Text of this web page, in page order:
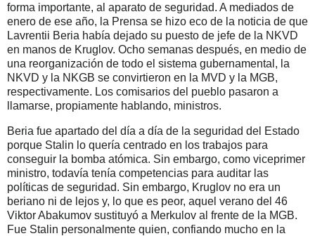
forma importante, al aparato de seguridad. A mediados de
enero de ese año, la Prensa se hizo eco de la noticia de que
Lavrentii Beria había dejado su puesto de jefe de la NKVD
en manos de Kruglov. Ocho semanas después, en medio de
una reorganización de todo el sistema gubernamental, la
NKVD y la NKGB se convirtieron en la MVD y la MGB,
respectivamente. Los comisarios del pueblo pasaron a
llamarse, propiamente hablando, ministros.
Beria fue apartado del día a día de la seguridad del Estado
porque Stalin lo quería centrado en los trabajos para
conseguir la bomba atómica. Sin embargo, como viceprimer
ministro, todavía tenía competencias para auditar las
políticas de seguridad. Sin embargo, Kruglov no era un
beriano ni de lejos y, lo que es peor, aquel verano del 46
Viktor Abakumov sustituyó a Merkulov al frente de la MGB.
Fue Stalin personalmente quien, confiando mucho en la